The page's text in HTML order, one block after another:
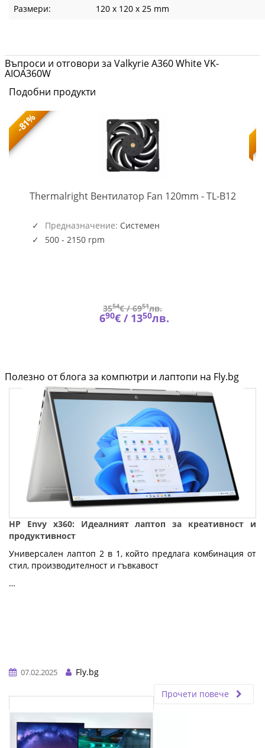
Размери:
120 x 120 x 25 mm
Въпроси и отговори за Valkyrie A360 White VK-
AIOA360W
Подобни продукти
-81%
Thermalright Вентилатор Fan 120mm - TL-B12TL-
Предназначение: Системен
500 - 2150 rpm
3554€ /6951лв.
690€ / 1350лв.
Полезно от блога за компютри и лаптопи на Fly.bg
HP Envy x360: Идеалният лаптоп за креативност и
продуктивност
Универсален лаптоп 2 в 1, който предлага комбинация от
стил, производителност и гъвкавост
…
07.02.2025
Fly.bg
Прочети повече